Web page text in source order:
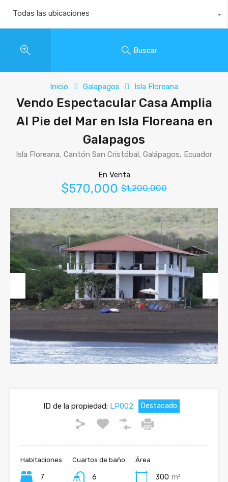
Todas las ubicaciones
Buscar
Inicio Galapagos Isla Floreana
Vendo Espectacular Casa Amplia
Al Pie del Mar en Isla Floreana en
Galapagos
Isla Floreana, Cantón San Cristóbal, Galápagos, Ecuador
En Venta
$570,000 $1,200,000
Previous Next
ID de la propiedad: LP002 Destacado
Habitaciones
7
Cuartos de baño
6
Área
300 m²